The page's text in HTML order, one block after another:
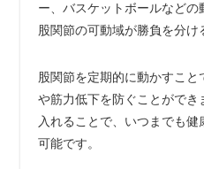
ー、バスケットボールなどの
股関節の可動域が勝負を分け
股関節を定期的に動かすこ
や筋力低下を防ぐことができ
入れることで、いつまでも
可能です。